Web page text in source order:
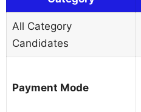
All Category
Candidates
Payment Mode